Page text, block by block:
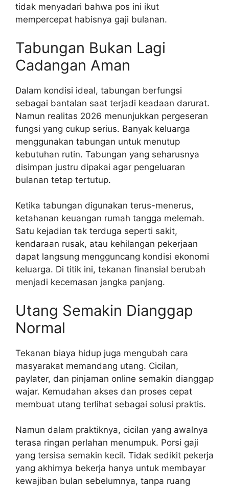
tidak menyadari bahwa pos ini ikut
mempercepat habisnya gaji bulanan.
Tabungan Bukan Lagi
Cadangan Aman
Dalam kondisi ideal, tabungan berfungsi
sebagai bantalan saat terjadi keadaan darurat.
Namun realitas 2026 menunjukkan pergeseran
fungsi yang cukup serius. Banyak keluarga
menggunakan tabungan untuk menutup
kebutuhan rutin. Tabungan yang seharusnya
disimpan justru dipakai agar pengeluaran
bulanan tetap tertutup.
Ketika tabungan digunakan terus-menerus,
ketahanan keuangan rumah tangga melemah.
Satu kejadian tak terduga seperti sakit,
kendaraan rusak, atau kehilangan pekerjaan
dapat langsung mengguncang kondisi ekonomi
keluarga. Di titik ini, tekanan finansial berubah
menjadi kecemasan jangka panjang.
Utang Semakin Dianggap
Normal
Tekanan biaya hidup juga mengubah cara
masyarakat memandang utang. Cicilan,
paylater, dan pinjaman online semakin dianggap
wajar. Kemudahan akses dan proses cepat
membuat utang terlihat sebagai solusi praktis.
Namun dalam praktiknya, cicilan yang awalnya
terasa ringan perlahan menumpuk. Porsi gaji
yang tersisa semakin kecil. Tidak sedikit pekerja
yang akhirnya bekerja hanya untuk membayar
kewajiban bulan sebelumnya, tanpa ruang